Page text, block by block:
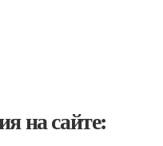
на сайте: